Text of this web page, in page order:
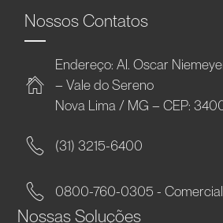
Nossos Contatos
Endereço: Al. Oscar
– Vale do Sereno
Nova Lima / MG – CEP:
(31) 3215-6400
0800-760-0305 - Comercial
Nossas Soluções